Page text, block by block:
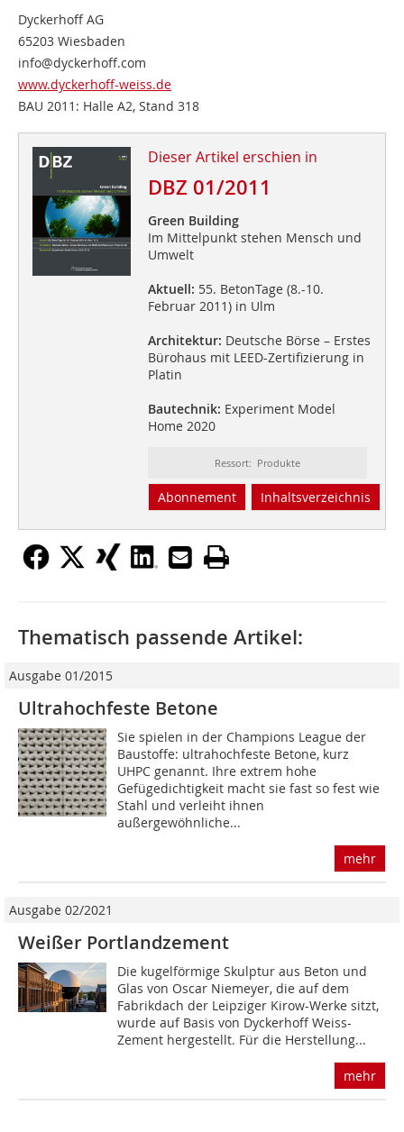
Dyckerhoff AG
65203 Wiesbaden
info@dyckerhoff.com
www.dyckerhoff-weiss.de
BAU 2011: Halle A2, Stand 318
Dieser Artikel erschien in
DBZ 01/2011
Green Building
Im Mittelpunkt stehen Mensch und
Umwelt
Aktuell: 55. BetonTage (8.-10.
Februar 2011) in Ulm
Architektur: Deutsche Börse – Erstes
Bürohaus mit LEED-Zertifizierung in
Platin
Bautechnik: Experiment Model
Home 2020
Ressort: Produkte
Abonnement Inhaltsverzeichnis
Thematisch passende Artikel:
Ausgabe 01/2015
Ultrahochfeste Betone
Sie spielen in der Champions League der
Baustoffe: ultrahochfeste Betone, kurz
UHPC genannt. Ihre extrem hohe
Gefügedichtigkeit macht sie fast so fest wie
Stahl und verleiht ihnen
außergewöhnliche...
mehr
Ausgabe 02/2021
Weißer Portlandzement
Die kugelförmige Skulptur aus Beton und
Glas von Oscar Niemeyer, die auf dem
Fabrikdach der Leipziger Kirow-Werke sitzt,
wurde auf Basis von Dyckerhoff Weiss-
Zement hergestellt. Für die Herstellung...
mehr